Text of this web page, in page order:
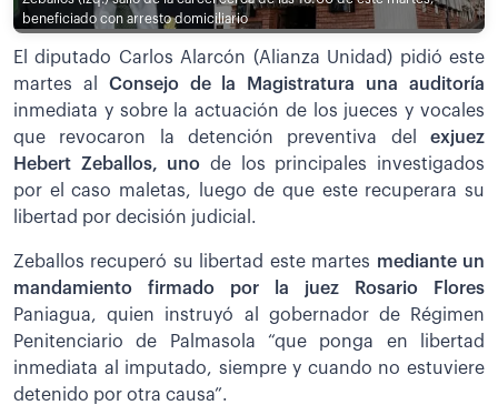
beneficiado con arresto domiciliario
El diputado Carlos Alarcón (Alianza Unidad) pidió este
martes al Consejo de la Magistratura una auditoría
inmediata y sobre la actuación de los jueces y vocales
que revocaron la detención preventiva del exjuez
Hebert Zeballos, uno de los principales investigados
por el caso maletas, luego de que este recuperara su
libertad por decisión judicial.
Zeballos recuperó su libertad este martes mediante un
mandamiento firmado por la juez Rosario Flores
Paniagua, quien instruyó al gobernador de Régimen
Penitenciario de Palmasola “que ponga en libertad
inmediata al imputado, siempre y cuando no estuviere
detenido por otra causa”.